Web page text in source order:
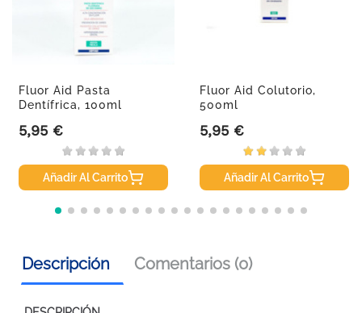
Fluor Aid Pasta
Dentífrica, 100ml
Precio
5,95 €
Añadir Al Carrito
Fluor Aid Colutorio,
500ml
Precio
5,95 €
Añadir Al Carrito
Descripción Comentarios (0)